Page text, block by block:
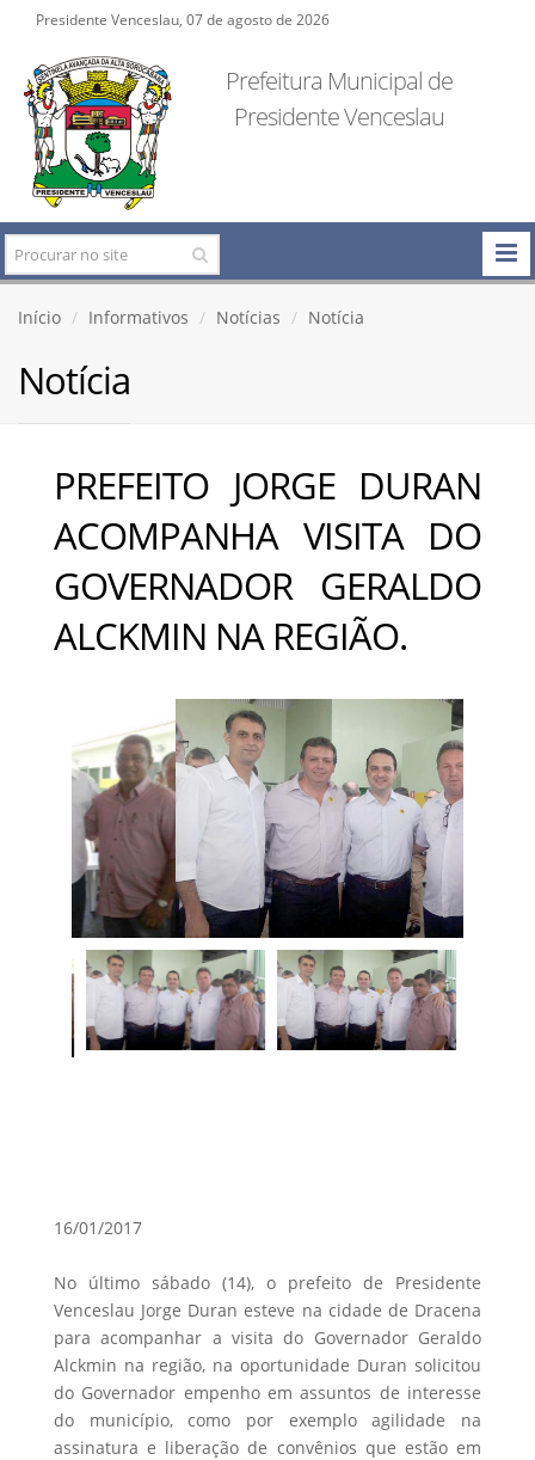
Presidente Venceslau, 07 de agosto de 2026
Prefeitura Municipal de
Presidente Venceslau
Início Informativos Notícias Notícia
Notícia
PREFEITO JORGE DURAN
ACOMPANHA VISITA DO
GOVERNADOR GERALDO
ALCKMIN NA REGIÃO.
16/01/2017
No último sábado (14), o prefeito de Presidente
Venceslau Jorge Duran esteve na cidade de Dracena
para acompanhar a visita do Governador Geraldo
Alckmin na região, na oportunidade Duran solicitou
do Governador empenho em assuntos de interesse
do município, como por exemplo agilidade na
assinatura e liberação de convênios que estão em